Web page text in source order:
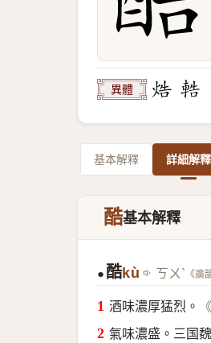
異體
基本解釋 詳細解釋
酷基本解釋
● 酷kù ㄎㄨˋ 《廣
酒味濃厚猛烈。
氣味濃盛。三国